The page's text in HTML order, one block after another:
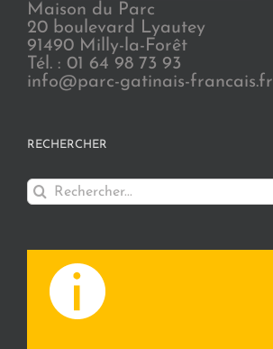
Maison du Parc
20 boulevard Lyautey
91490 Milly-la-Forêt
Tél. : 01 64 98 73 93
info@parc-gatinais-francais.fr
RECHERCHER
Rechercher: